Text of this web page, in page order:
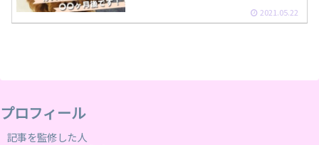
2021.05.22
プロフィール
記事を監修した人